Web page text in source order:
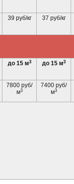
39 руб/кг 37 руб/кг
до 15 м3 до 15 м3
7800 руб/
м3
7400 руб/
м3